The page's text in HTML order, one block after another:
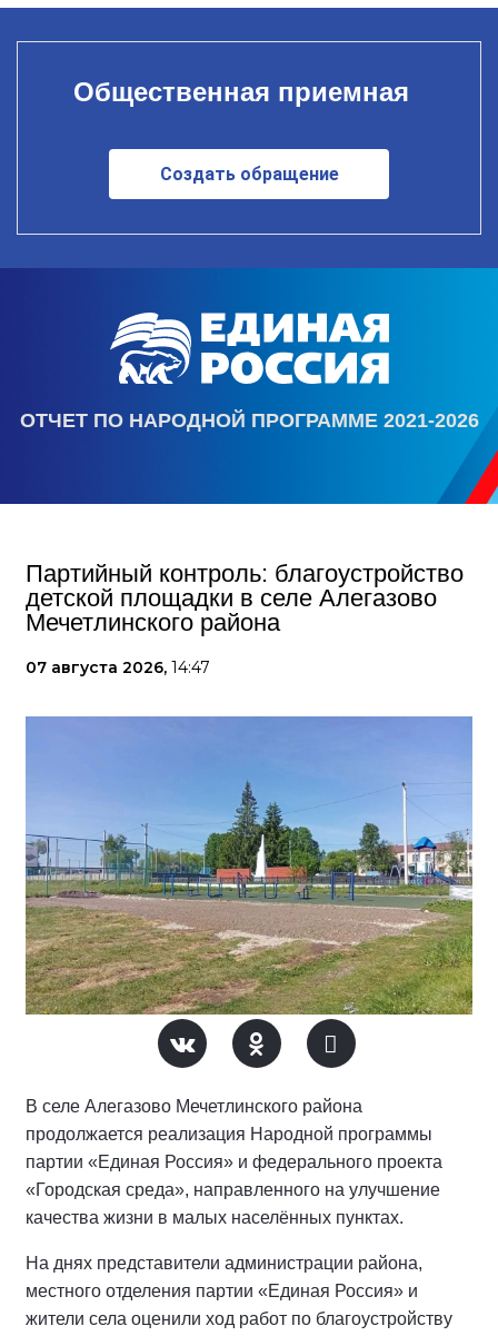
Общественная приемная
Создать обращение
ОТЧЕТ ПО НАРОДНОЙ ПРОГРАММЕ 2021-2026
Партийный контроль: благоустройство
детской площадки в селе Алегазово
Мечетлинского района
07 августа 2026, 14:47
В селе Алегазово Мечетлинского района
продолжается реализация Народной программы
партии «Единая Россия» и федерального проекта
«Городская среда», направленного на улучшение
качества жизни в малых населённых пунктах.
На днях представители администрации района,
местного отделения партии «Единая Россия» и
жители села оценили ход работ по благоустройству